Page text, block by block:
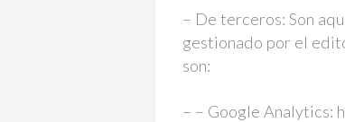
– De terceros: Son
gestionado por el
son:
– – Google Analytics: